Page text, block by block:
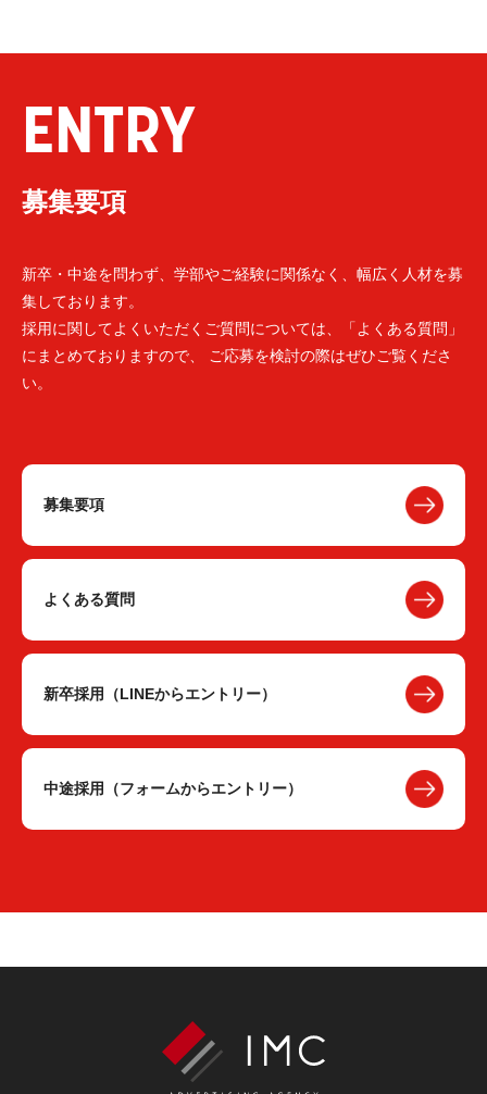
ENTRY
募集要項
新卒・中途を問わず、学部やご経験に関係なく、幅広く人材を募
集しております。
採用に関してよくいただくご質問については、「よくある質問」
にまとめておりますので、 ご応募を検討の際はぜひご覧くださ
い。
募集要項
よくある質問
新卒採用（LINEからエントリー）
中途採用（フォームからエントリー）